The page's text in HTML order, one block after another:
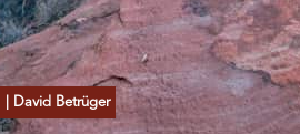
| David Betrüger